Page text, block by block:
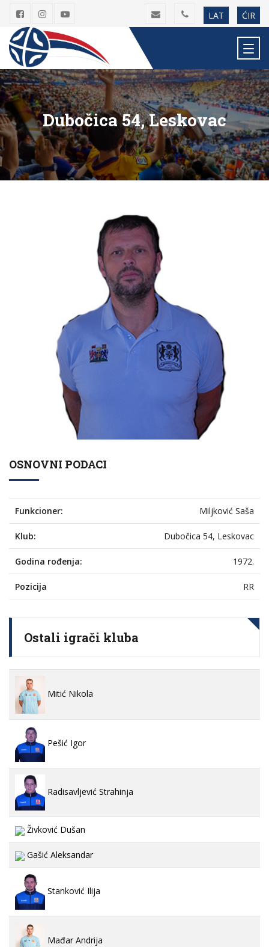
LAT ĆIR
Dubočica 54, Leskovac
OSNOVNI PODACI
Funkcioner: Miljković Saša
Klub: Dubočica 54, Leskovac
Godina rođenja: 1972.
Pozicija RR
Ostali igrači kluba
Mitić Nikola
Pešić Igor
Radisavljević Strahinja
Živković Dušan
Gašić Aleksandar
Stanković Ilija
Mađar Andrija